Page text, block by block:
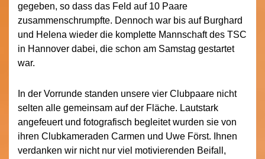
gegeben, so dass das Feld auf 10 Paare
zusammenschrumpfte. Dennoch war bis auf Burghard
und Helena wieder die komplette Mannschaft des TSC
in Hannover dabei, die schon am Samstag gestartet
war.
In der Vorrunde standen unsere vier Clubpaare nicht
selten alle gemeinsam auf der Fläche. Lautstark
angefeuert und fotografisch begleitet wurden sie von
ihren Clubkameraden Carmen und Uwe Först. Ihnen
verdanken wir nicht nur viel motivierenden Beifall,